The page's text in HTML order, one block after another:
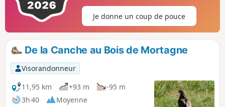
Je donne un coup de pouce
De la Canche au Bois de Mortagne
Visorandonneur
11,95 km
+93 m
-95 m
3h 40
Moyenne